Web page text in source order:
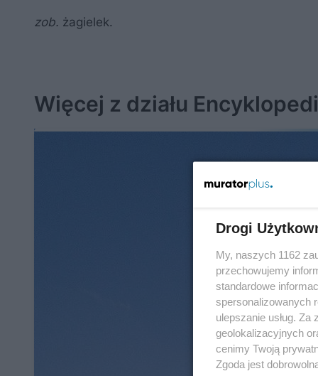
zob. żagielek.
Więcej z działu
Drogi
My, naszych 1162
przechowujemy
standardowe
spersonalizowanych
ulepszanie usług.
geolokalizacyjnych
cenimy Twoją
Zgoda jest